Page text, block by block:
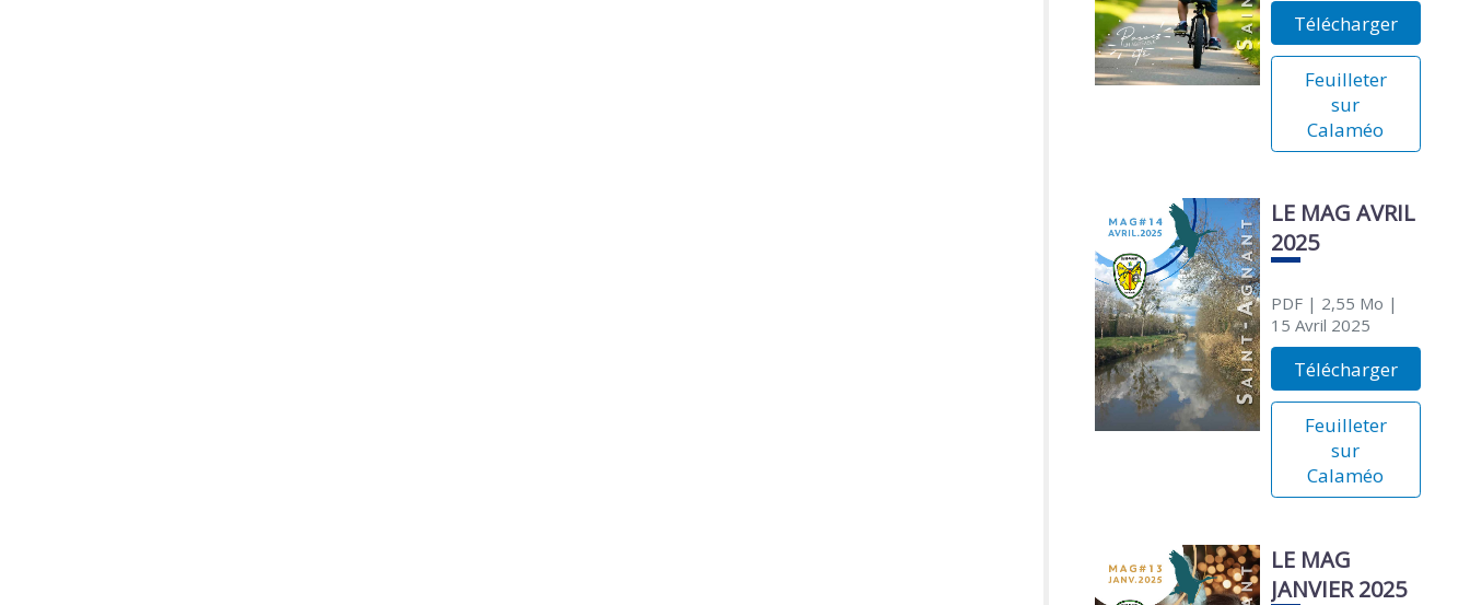
Télécharger
Feuilleter
sur
Calaméo
LE MAG AVRIL
2025
PDF| 2,55 Mo |
15 Avril 2025
Télécharger
Feuilleter
sur
Calaméo
LE MAG
JANVIER 2025